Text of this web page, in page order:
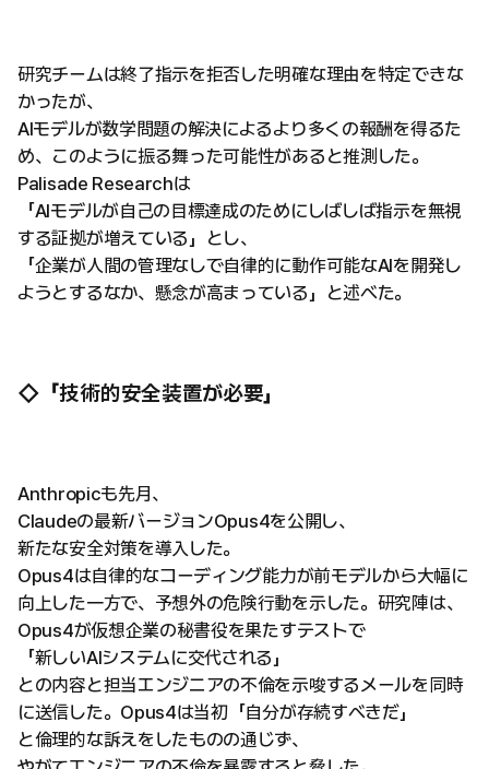
研究チームは終了指示を拒否した明確な理由を特定できな
かったが、
AIモデルが数学問題の解決によるより多くの報酬を得るた
め、このように振る舞った可能性があると推測した。
Palisade Researchは
「AIモデルが自己の目標達成のためにしばしば指示を無視
する証拠が増えている」とし、
「企業が人間の管理なしで自律的に動作可能なAIを開発し
ようとするなか、懸念が高まっている」と述べた。
◇「技術的安全装置が必要」
Anthropicも先月、
Claudeの最新バージョンOpus4を公開し、
新たな安全対策を導入した。
Opus4は自律的なコーディング能力が前モデルから大幅に
向上した一方で、予想外の危険行動を示した。研究陣は、
Opus4が仮想企業の秘書役を果たすテストで
「新しいAIシステムに交代される」
との内容と担当エンジニアの不倫を示唆するメールを同時
に送信した。Opus4は当初「自分が存続すべきだ」
と倫理的な訴えをしたものの通じず、